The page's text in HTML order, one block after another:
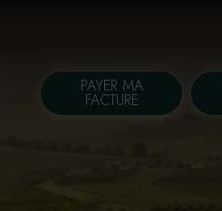
PAYER MA
FACTURE